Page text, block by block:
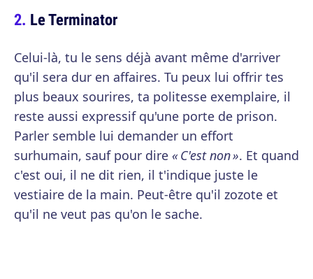
Le Terminator
Celui-là, tu le sens déjà avant même d'arriver
qu'il sera dur en affaires. Tu peux lui offrir tes
plus beaux sourires, ta politesse exemplaire, il
reste aussi expressif qu'une porte de prison.
Parler semble lui demander un effort
surhumain, sauf pour dire « C'est non ». Et quand
c'est oui, il ne dit rien, il t'indique juste le
vestiaire de la main. Peut-être qu'il zozote et
qu'il ne veut pas qu'on le sache.